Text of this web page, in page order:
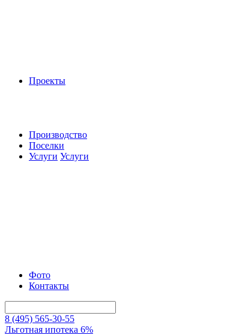
Проекты
Производство
Поселки
Услуги Услуги
Фото
Контакты
8 (495) 565-30-55
Льготная ипотека 6%